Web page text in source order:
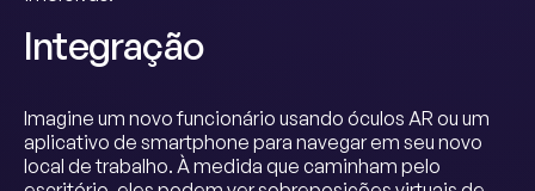
Integração
Imagine um novo funcionário usando óculos AR ou um
aplicativo de smartphone para navegar em seu novo
local de trabalho. À medida que caminham pelo